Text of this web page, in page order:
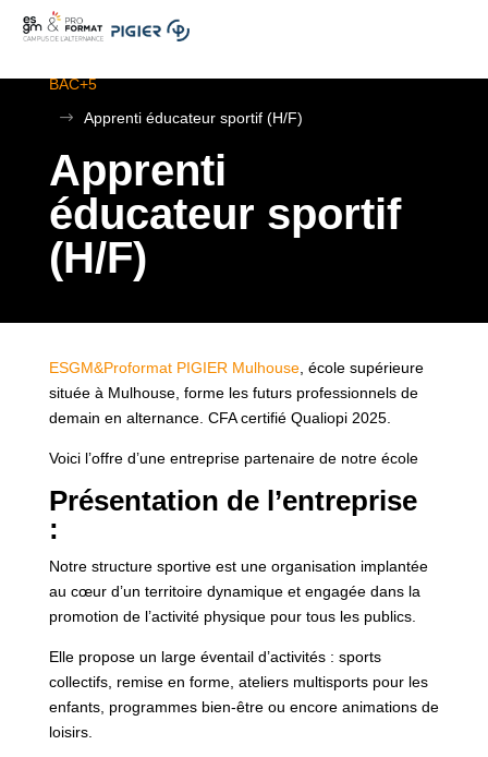
BAC+5
$
Apprenti éducateur sportif (H/F)
Apprenti
éducateur sportif
(H/F)
ESGM&Proformat PIGIER Mulhouse, école supérieure
située à Mulhouse, forme les futurs professionnels de
demain en alternance. CFA certifié Qualiopi 2025.
Voici l’offre d’une entreprise partenaire de notre école
Présentation de l’entreprise
:
Notre structure sportive est une organisation implantée
au cœur d’un territoire dynamique et engagée dans la
promotion de l’activité physique pour tous les publics.
Elle propose un large éventail d’activités : sports
collectifs, remise en forme, ateliers multisports pour les
enfants, programmes bien‑être ou encore animations de
loisirs.